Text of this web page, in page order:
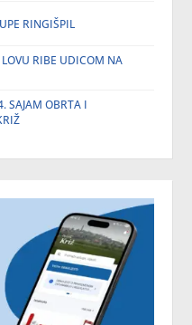
RINGIŠPIL
LOVU RIBE UDICOM NA
SAJAM OBRTA I